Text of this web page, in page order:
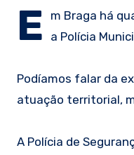
E
m Braga há
a Polícia
Podíamos falar da
atuação territorial,
A Polícia de